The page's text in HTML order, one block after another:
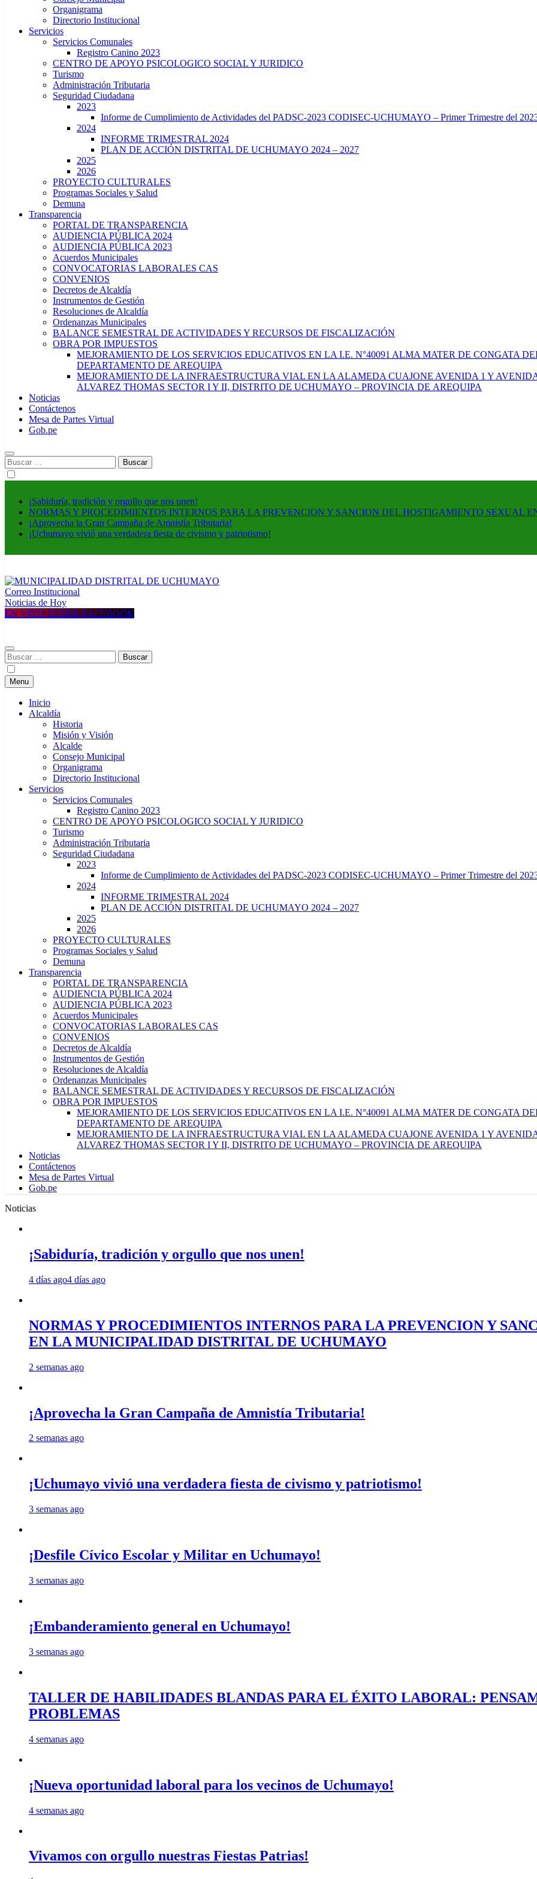
Organigrama
Directorio Institucional
Servicios
Servicios Comunales
Registro Canino 2023
CENTRO DE APOYO PSICOLOGICO SOCIAL Y JURIDICO
Turismo
Administración Tributaria
Seguridad Ciudadana
2023
Informe de Cumplimiento de Actividades del PADSC-2023 CODISEC-UCHUMAYO – Primer Trimestre del
2024
INFORME TRIMESTRAL 2024
PLAN DE ACCIÓN DISTRITAL DE UCHUMAYO 2024 – 2027
2025
2026
PROYECTO CULTURALES
Programas Sociales y Salud
Demuna
Transparencia
PORTAL DE TRANSPARENCIA
AUDIENCIA PÚBLICA 2024
AUDIENCIA PÚBLICA 2023
Acuerdos Municipales
CONVOCATORIAS LABORALES CAS
CONVENIOS
Decretos de Alcaldía
Instrumentos de Gestión
Resoluciones de Alcaldía
Ordenanzas Municipales
BALANCE SEMESTRAL DE ACTIVIDADES Y RECURSOS DE FISCALIZACIÓN
OBRA POR IMPUESTOS
MEJORAMIENTO DE LOS SERVICIOS EDUCATIVOS EN LA I.E. N°40091 ALMA MATER DE CONGATA
DEPARTAMENTO DE AREQUIPA
MEJORAMIENTO DE LA INFRAESTRUCTURA VIAL EN LA ALAMEDA CUAJONE AVENIDA 1 Y
ALVAREZ THOMAS SECTOR I Y II, DISTRITO DE UCHUMAYO – PROVINCIA DE AREQUIPA
Noticias
Contáctenos
Mesa de Partes Virtual
Gob.pe
Buscar:
¡Sabiduría, tradición y orgullo que nos unen!
NORMAS Y PROCEDIMIENTOS INTERNOS PARA LA PREVENCION Y SANCION DEL HOSTIGAMIENTO SEXUAL
¡Aprovecha la Gran Campaña de Amnistía Tributaria!
¡Uchumayo vivió una verdadera fiesta de civismo y patriotismo!
MUNICIPALIDAD DISTRITAL DE UCHUMAYO
Construyendo una nueva Historia
Correo Institucional
Noticias de Hoy
EN VIVO DESDE FACEBOOK
Buscar:
Menu
Inicio
Alcaldía
Historia
Misión y Visión
Alcalde
Consejo Municipal
Organigrama
Directorio Institucional
Servicios
Servicios Comunales
Registro Canino 2023
CENTRO DE APOYO PSICOLOGICO SOCIAL Y JURIDICO
Turismo
Administración Tributaria
Seguridad Ciudadana
2023
Informe de Cumplimiento de Actividades del PADSC-2023 CODISEC-UCHUMAYO – Primer Trimestre del
2024
INFORME TRIMESTRAL 2024
PLAN DE ACCIÓN DISTRITAL DE UCHUMAYO 2024 – 2027
2025
2026
PROYECTO CULTURALES
Programas Sociales y Salud
Demuna
Transparencia
PORTAL DE TRANSPARENCIA
AUDIENCIA PÚBLICA 2024
AUDIENCIA PÚBLICA 2023
Acuerdos Municipales
CONVOCATORIAS LABORALES CAS
CONVENIOS
Decretos de Alcaldía
Instrumentos de Gestión
Resoluciones de Alcaldía
Ordenanzas Municipales
BALANCE SEMESTRAL DE ACTIVIDADES Y RECURSOS DE FISCALIZACIÓN
OBRA POR IMPUESTOS
MEJORAMIENTO DE LOS SERVICIOS EDUCATIVOS EN LA I.E. N°40091 ALMA MATER DE CONGATA
DEPARTAMENTO DE AREQUIPA
MEJORAMIENTO DE LA INFRAESTRUCTURA VIAL EN LA ALAMEDA CUAJONE AVENIDA 1 Y
ALVAREZ THOMAS SECTOR I Y II, DISTRITO DE UCHUMAYO – PROVINCIA DE AREQUIPA
Noticias
Contáctenos
Mesa de Partes Virtual
Gob.pe
Noticias
¡Sabiduría, tradición y orgullo que nos unen!
4 días ago4 días ago
NORMAS Y PROCEDIMIENTOS INTERNOS PARA LA PREVENCION Y
EN LA MUNICIPALIDAD DISTRITAL DE UCHUMAYO
2 semanas ago
¡Aprovecha la Gran Campaña de Amnistía Tributaria!
2 semanas ago
¡Uchumayo vivió una verdadera fiesta de civismo y patriotismo!
3 semanas ago
¡Desfile Cívico Escolar y Militar en Uchumayo!
3 semanas ago
¡Embanderamiento general en Uchumayo!
3 semanas ago
TALLER DE HABILIDADES BLANDAS PARA EL ÉXITO LABORAL:
PROBLEMAS
4 semanas ago
¡Nueva oportunidad laboral para los vecinos de Uchumayo!
4 semanas ago
Vivamos con orgullo nuestras Fiestas Patrias!